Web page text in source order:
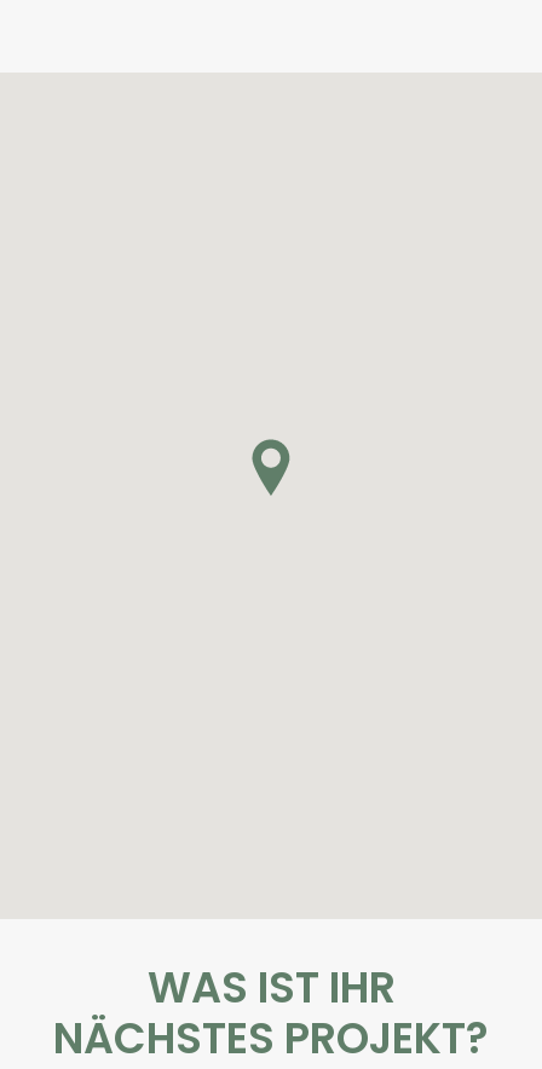
WAS IST IHR
NÄCHSTES PROJEKT?